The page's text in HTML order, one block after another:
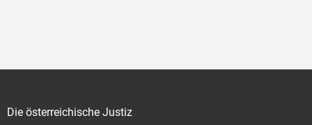
Die österreichische Justiz